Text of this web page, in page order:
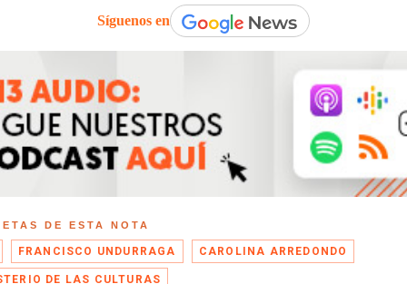
Síguenos en
DE ESTA NOTA
FRANCISCO UNDURRAGA CAROLINA ARREDONDO
DE LAS CULTURAS